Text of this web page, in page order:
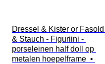
Dressel & Kister or Fasold
& Stauch - Figuriini -
porseleinen half doll op
metalen hoepelframe  •